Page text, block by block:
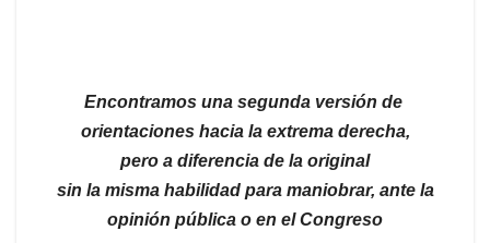
Encontramos una segunda versión de
orientaciones hacia la extrema derecha,
pero a diferencia de la original
sin la misma habilidad para maniobrar, ante la
opinión pública o en el Congreso